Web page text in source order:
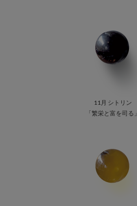
11月 シトリン
「繁栄と富を司る」